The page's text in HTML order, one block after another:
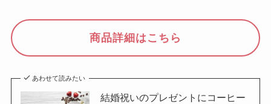
商品詳細はこちら
あわせて読みたい
結婚祝いのプレゼントにコーヒー